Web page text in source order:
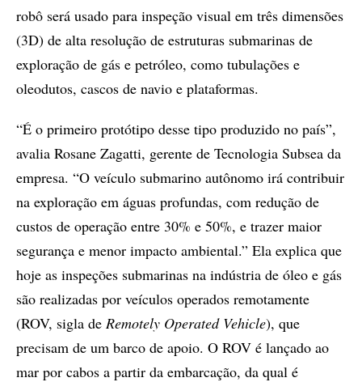
robô será usado para inspeção visual em três dimensões
(3D) de alta resolução de estruturas submarinas de
exploração de gás e petróleo, como tubulações e
oleodutos, cascos de navio e plataformas.
“É o primeiro protótipo desse tipo produzido no país”,
avalia Rosane Zagatti, gerente de Tecnologia Subsea da
empresa. “O veículo submarino autônomo irá contribuir
na exploração em águas profundas, com redução de
custos de operação entre 30% e 50%, e trazer maior
segurança e menor impacto ambiental.” Ela explica que
hoje as inspeções submarinas na indústria de óleo e gás
são realizadas por veículos operados remotamente
(ROV, sigla de Remotely Operated Vehicle), que
precisam de um barco de apoio. O ROV é lançado ao
mar por cabos a partir da embarcação, da qual é